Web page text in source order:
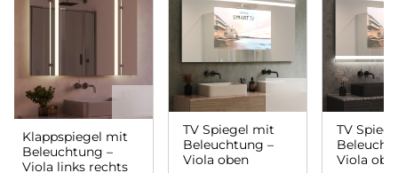
Klappspiegel mit
Beleuchtung –
Viola links rechts
TV Spiegel mit
Beleuchtung –
Viola oben
TV
Viola